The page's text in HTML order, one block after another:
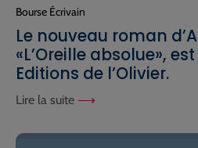
Bourse Écrivain
Le nouveau roman
«L’Oreille absolue»,
Editions de l’Olivier.
Lire la suite